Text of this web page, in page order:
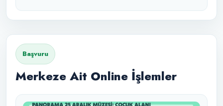
Başvuru
Merkeze Ait Online İşlemler